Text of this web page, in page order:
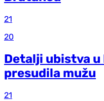
21
20
Detalji ubistva u
presudila mužu
21